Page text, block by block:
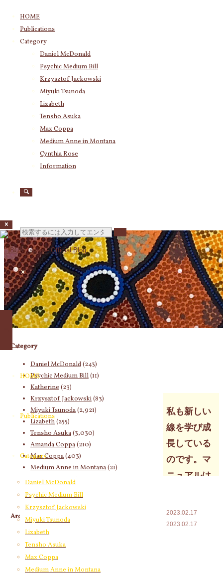
HOME
Publications
Category
Daniel McDonald
Psychic Medium Bill
Krzysztof Jackowski
Miyuki Tsunoda
Lizabeth
Tensho Asuka
Max Coppa
Medium Anne in Montana
Cynthia Rose
Information
検
索
対
象:
HOME
Publications
Category
Daniel McDonald
Psychic Medium Bill
Krzysztof Jackowski
Miyuki Tsunoda
Lizabeth
Tensho Asuka
Max Coppa
Medium Anne in Montana
私も新しい
線を学び成
長している
のです。マ
ニュアルは
2023.02.17
2023.02.17
Category
Daniel McDonald(243)
Psychic Medium Bill(11)
Katherine(23)
Krzysztof Jackowski(83)
Miyuki Tsunoda(2,921)
Lizabeth(255)
Tensho Asuka(3,030)
Amanda Coppa(210)
Max Coppa(403)
Medium Anne in Montana(21)
Cynthia Rose(4)
Archives
2026年8月
2026年7月(58)
2026年6月
2026年5月(67)